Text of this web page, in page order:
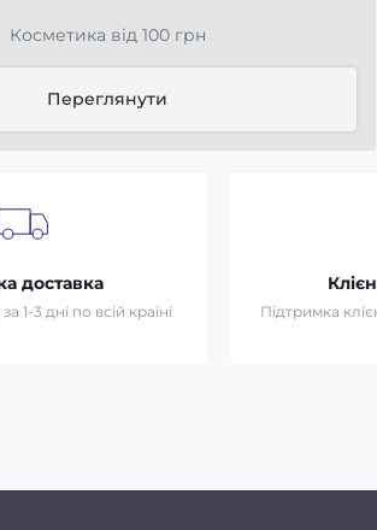
Косметика від 100 грн
Переглянути
доставка
1-3 дні по всій країні Підтримка